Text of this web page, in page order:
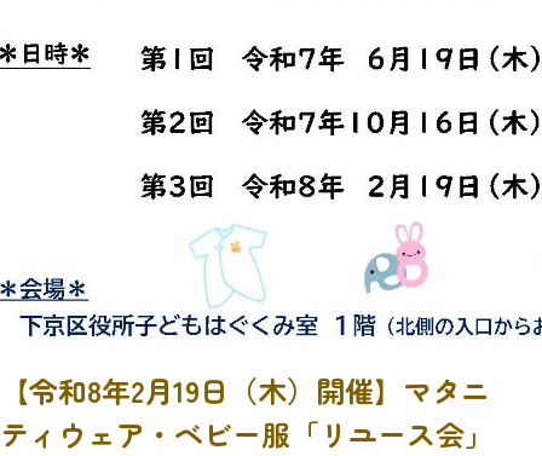
【令和8年2月19日（木）開催】マタニ
ティウェア・ベビー服「リユース会」